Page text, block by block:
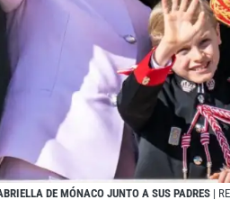
DE MÓNACO JUNTO A SUS PADRES |